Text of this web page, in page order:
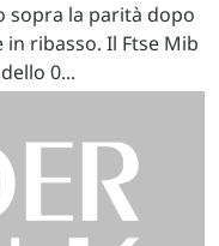
sopra la parità dopo
ribasso. Il Ftse Mib
0...